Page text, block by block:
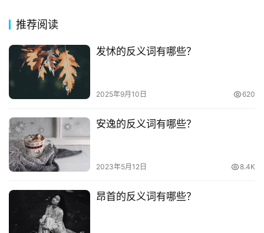
推荐阅读
发怵的反义词有哪些？
2025年9月10日 620
安逸的反义词有哪些？
2023年5月12日 8.4K
昂首的反义词有哪些？